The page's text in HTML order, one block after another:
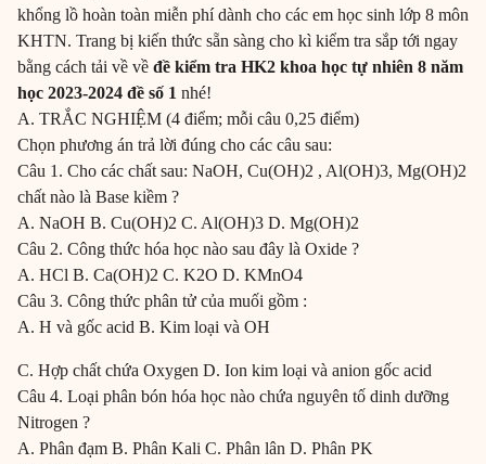
khổng lồ hoàn toàn miễn phí dành cho các em học sinh lớp 8 môn
KHTN. Trang bị kiến thức sẵn sàng cho kì kiểm tra sắp tới ngay
bằng cách tải về về đề kiểm tra HK2 khoa học tự nhiên 8 năm
học 2023-2024 đề số 1 nhé!
A. TRẮC NGHIỆM (4 điểm; mỗi câu 0,25 điểm)
Chọn phương án trả lời đúng cho các câu sau:
Câu 1. Cho các chất sau: NaOH, Cu(OH)2 , Al(OH)3, Mg(OH)2
chất nào là Base kiềm ?
A. NaOH B. Cu(OH)2 C. Al(OH)3 D. Mg(OH)2
Câu 2. Công thức hóa học nào sau đây là Oxide ?
A. HCl B. Ca(OH)2 C. K2O D. KMnO4
Câu 3. Công thức phân tử của muối gồm :
A. H và gốc acid B. Kim loại và OH
C. Hợp chất chứa Oxygen D. Ion kim loại và anion gốc acid
Câu 4. Loại phân bón hóa học nào chứa nguyên tố dinh dưỡng
Nitrogen ?
A. Phân đạm B. Phân Kali C. Phân lân D. Phân PK